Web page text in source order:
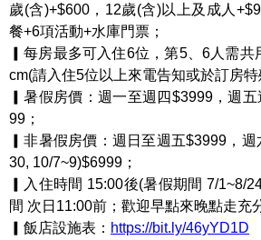
歲(含)+$600，12歲(含)以上及成人
餐+6項活動+水庫門票；
▎每房最多可入住6位，第5、6人需共
cm(請入住5位以上來電告知或於訂房特
▎暑假房價：週一至週四$3999，週
99；
▎非暑假房價：週日至週五$3999，
30, 10/7~9)$6999；
▎入住時間 15:00後(暑假期間 7/1~8/
間 次日11:00前；歡迎早點來晚點走充
▎飯店設施表： https://bit.ly/46yYD1D